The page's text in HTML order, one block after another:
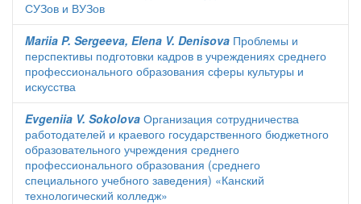
СУЗов и ВУЗов
Mariia P. Sergeeva, Elena V. Denisova Проблемы и
перспективы подготовки кадров в учреждениях среднего
профессионального образования сферы культуры и
искусства
Evgeniia V. Sokolova Организация сотрудничества
работодателей и краевого государственного бюджетного
образовательного учреждения среднего
профессионального образования (среднего
специального учебного заведения) «Канский
технологический колледж»